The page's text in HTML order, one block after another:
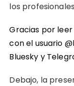
los
Gracias por leer
con el usuario
Bluesky y
Debajo, la